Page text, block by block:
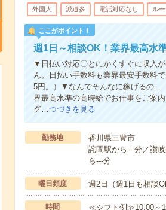
外国人 派遣多 電話対応なし ル
ここがポイント！
週1日～相談OK！業界最高水
▼日払い対応〇とにかくすぐに収入
ん。日払い手数料も業界最安手数料
5円。）▼なんでそんなに稼げるの...
界最高水準の高時給でお仕事をご案
グ…つづきを見る
勤務地
香川県三豊市
詫間駅から---分／讃
ら---分
曜日頻度 週2日（週1日も相談
時間
≪シフト例≫10:00～